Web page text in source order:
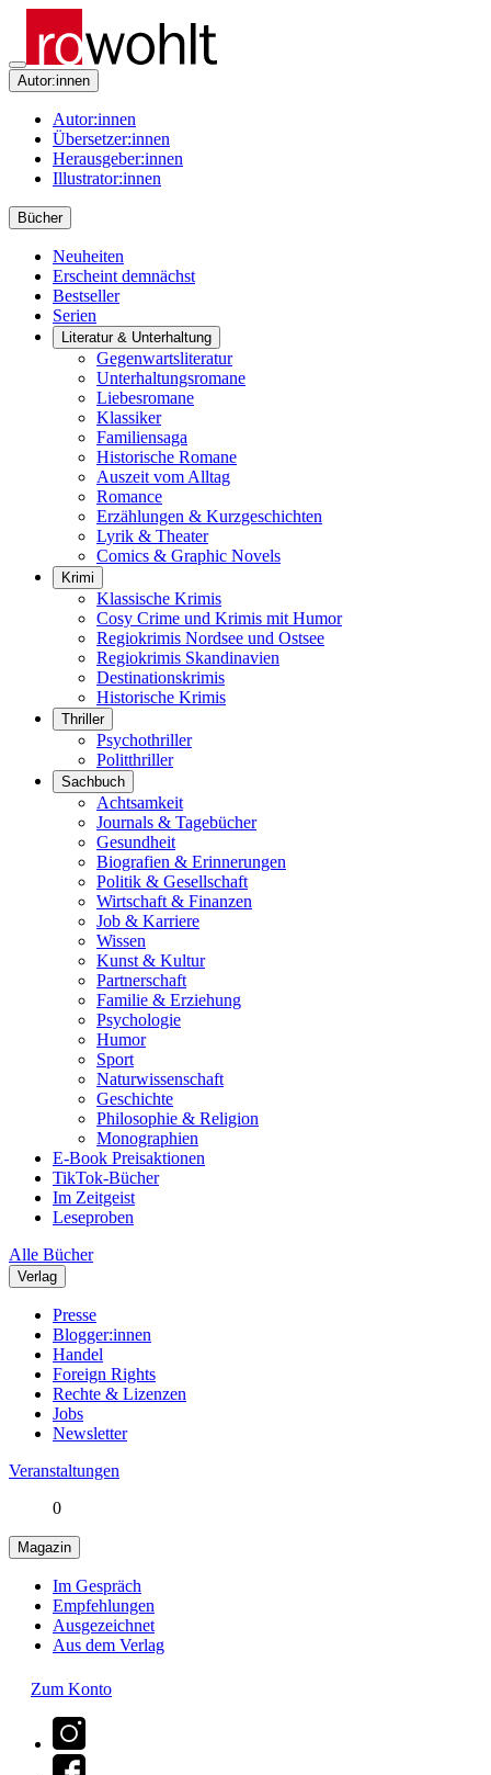
Autor:innen
Autor:innen
Übersetzer:innen
Herausgeber:innen
Illustrator:innen
Bücher
Neuheiten
Erscheint demnächst
Bestseller
Serien
Literatur & Unterhaltung
Gegenwartsliteratur
Unterhaltungsromane
Liebesromane
Klassiker
Familiensaga
Historische Romane
Auszeit vom Alltag
Romance
Erzählungen & Kurzgeschichten
Lyrik & Theater
Comics & Graphic Novels
Krimi
Klassische Krimis
Cosy Crime und Krimis mit Humor
Regiokrimis Nordsee und Ostsee
Regiokrimis Skandinavien
Destinationskrimis
Historische Krimis
Thriller
Psychothriller
Politthriller
Sachbuch
Achtsamkeit
Journals & Tagebücher
Gesundheit
Biografien & Erinnerungen
Politik & Gesellschaft
Wirtschaft & Finanzen
Job & Karriere
Wissen
Kunst & Kultur
Partnerschaft
Familie & Erziehung
Psychologie
Humor
Sport
Naturwissenschaft
Geschichte
Philosophie & Religion
Monographien
E-Book Preisaktionen
TikTok-Bücher
Im Zeitgeist
Leseproben
Alle Bücher
Verlag
Presse
Blogger:innen
Handel
Foreign Rights
Rechte & Lizenzen
Jobs
Newsletter
Veranstaltungen
0
Magazin
Im Gespräch
Empfehlungen
Ausgezeichnet
Aus dem Verlag
Zum Konto